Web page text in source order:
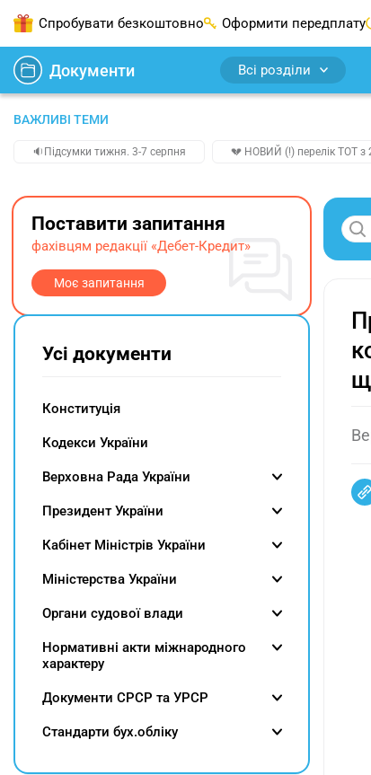
Спробувати безкоштовно Оформити передплату
Документи Всі розділи
ВАЖЛИВІ ТЕМИ
🔉Підсумки тижня. 3-7 серпня 💔 НОВИЙ (!) перелік ТОТ з
Поставити запитання
фахівцям редакції «Дебет-Кредит»
Моє запитання
Усі документи
Конституція
Кодекси України
Верховна Рада України
Президент України
Кабінет Міністрів України
Міністерства України
Органи судової влади
Нормативні акти міжнародного
характеру
Документи СРСР та УРСР
Cтандарти бух.обліку